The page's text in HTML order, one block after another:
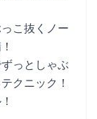
こ抜くノー
っとしゃぶ
クニック！